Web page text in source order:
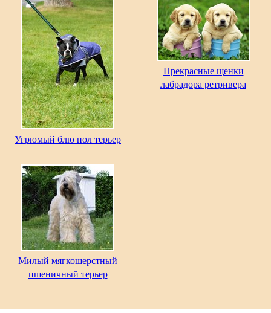
Угрюмый блю пол терьер
Прекрасные щенки
лабрадора ретривера
Милый мягкошерстный
пшеничный терьер